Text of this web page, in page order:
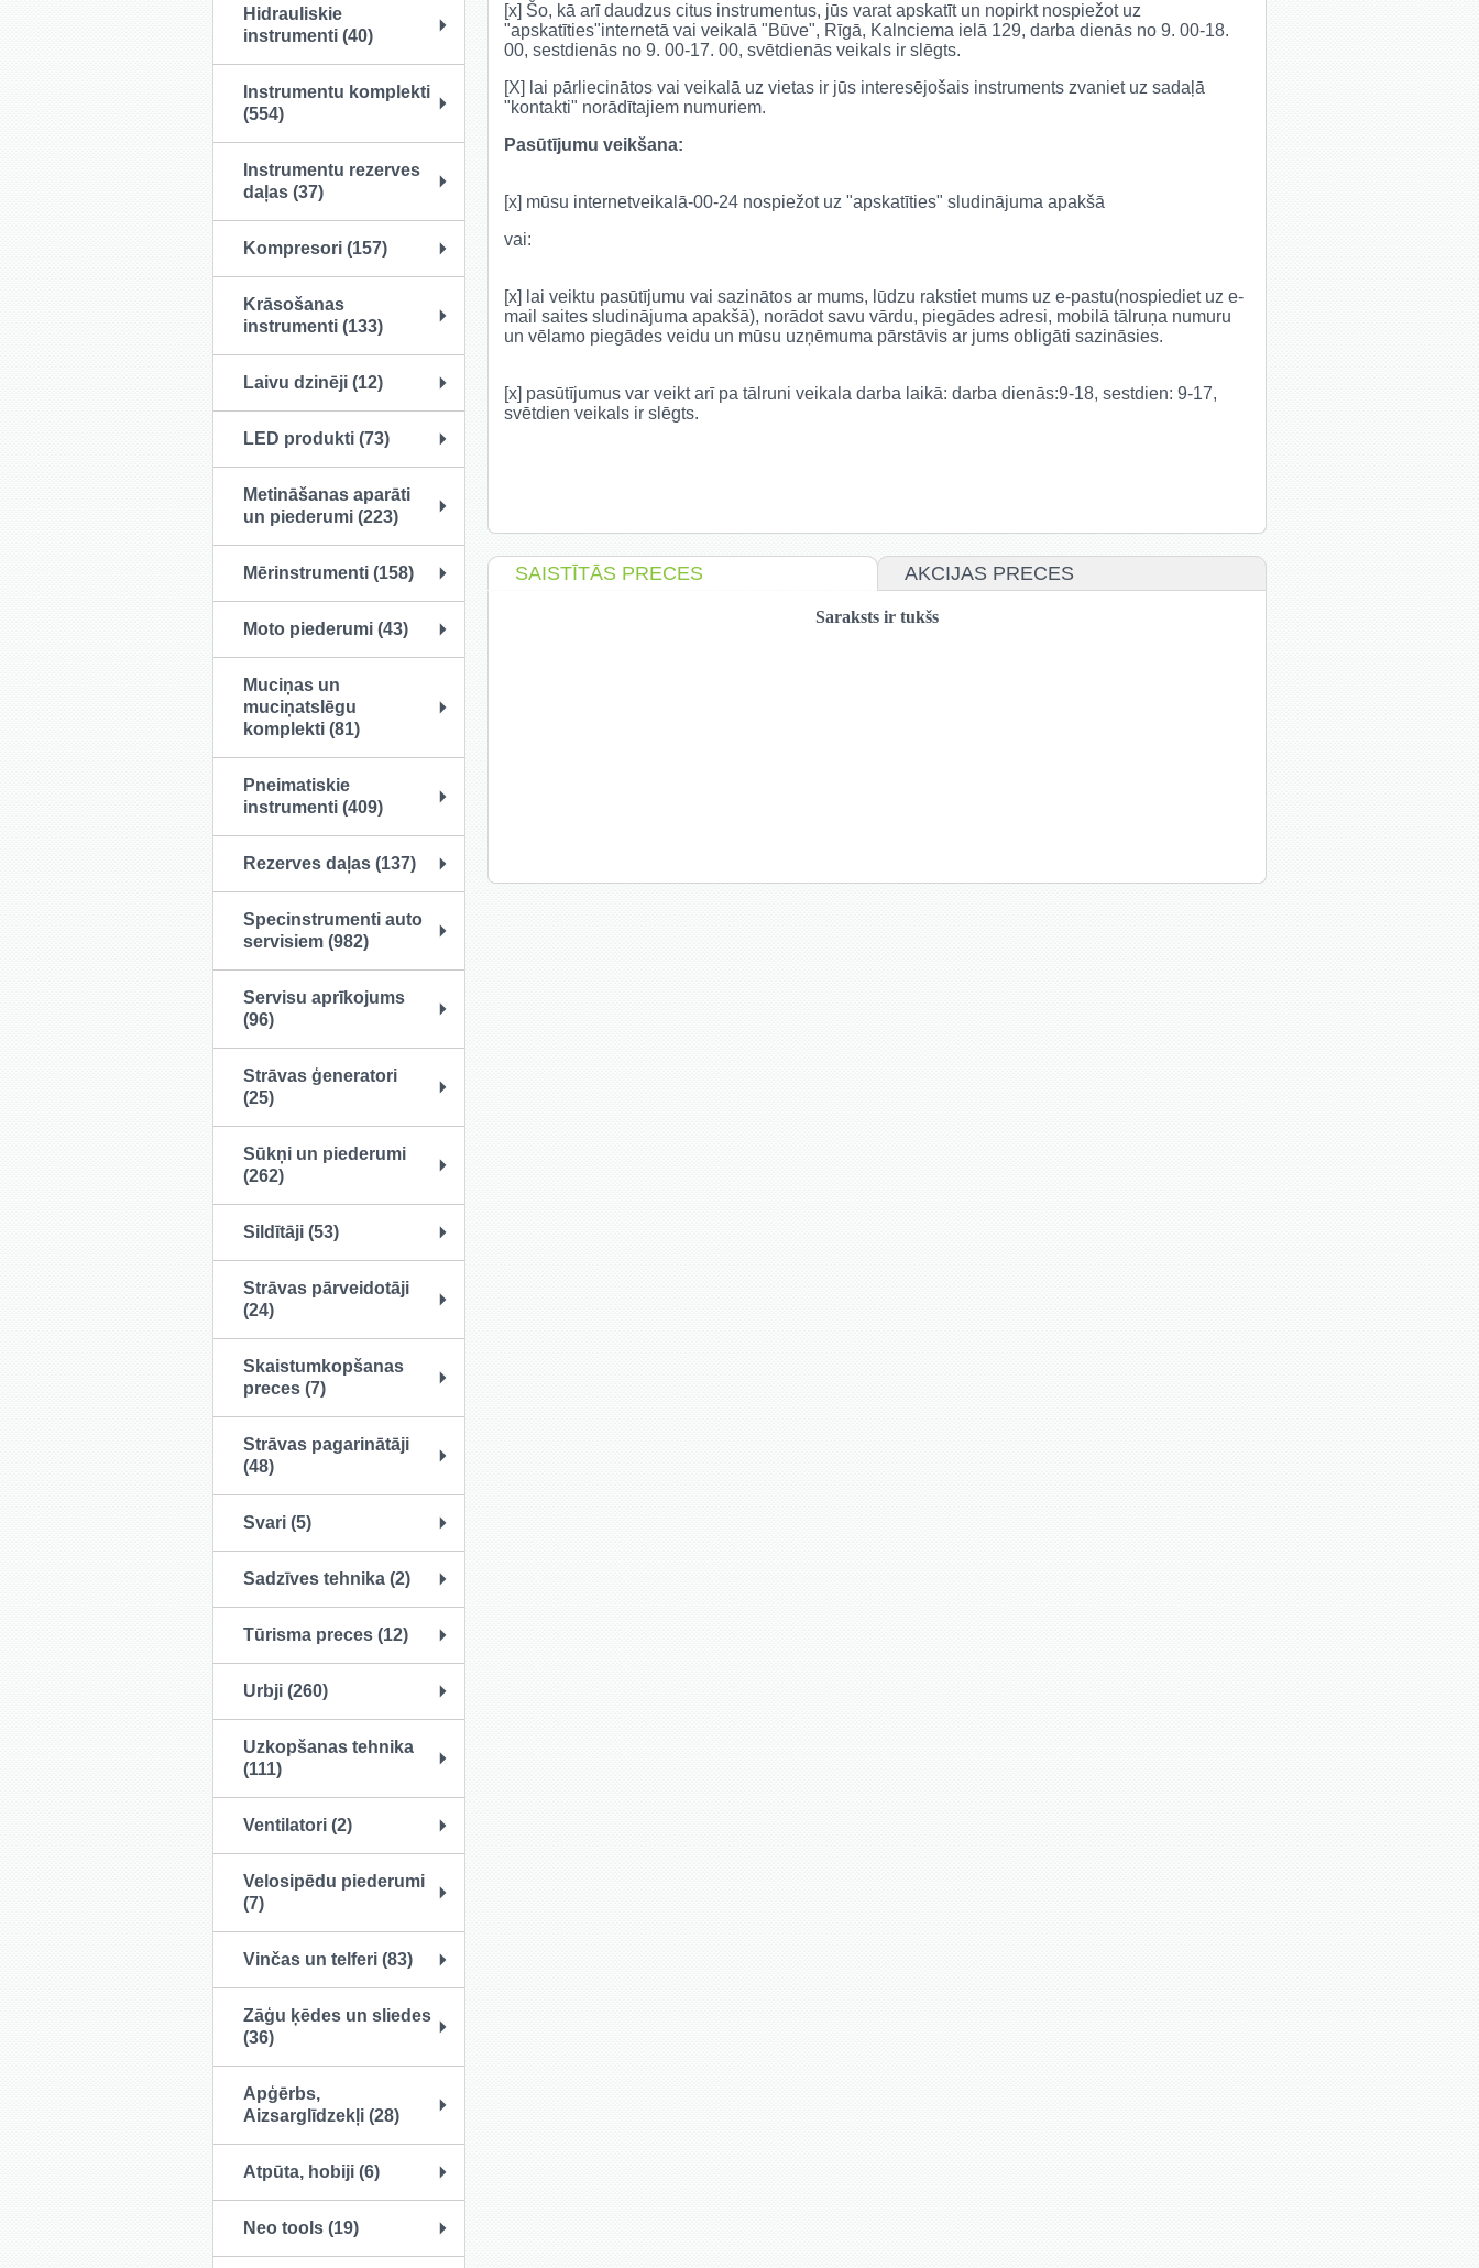
Hidrauliskie
instrumenti (40)
Instrumentu komplekti
(554)
Instrumentu rezerves
daļas (37)
Kompresori (157)
Krāsošanas
instrumenti (133)
Laivu dzinēji (12)
LED produkti (73)
Metināšanas aparāti
un piederumi (223)
Mērinstrumenti (158)
Moto piederumi (43)
Muciņas un
muciņatslēgu
komplekti (81)
Pneimatiskie
instrumenti (409)
Rezerves daļas (137)
Specinstrumenti auto
servisiem (982)
Servisu aprīkojums
(96)
Strāvas ģeneratori
(25)
Sūkņi un piederumi
(262)
Sildītāji (53)
Strāvas pārveidotāji
(24)
Skaistumkopšanas
preces (7)
Strāvas pagarinātāji
(48)
Svari (5)
Sadzīves tehnika (2)
Tūrisma preces (12)
Urbji (260)
Uzkopšanas tehnika
(111)
Ventilatori (2)
Velosipēdu piederumi
(7)
Vinčas un telferi (83)
Zāģu ķēdes un sliedes
(36)
Apģērbs,
Aizsarglīdzekļi (28)
Atpūta, hobiji (6)
Neo tools (19)
[x] Šo, kā arī daudzus citus instrumentus, jūs varat apskatīt un nopirkt nospiežot uz
"apskatīties"internetā vai veikalā "Būve", Rīgā, Kalnciema ielā 129, darba dienās no 9. 00-18.
00, sestdienās no 9. 00-17. 00, svētdienās veikals ir slēgts.
[X] lai pārliecinātos vai veikalā uz vietas ir jūs interesējošais instruments zvaniet uz sadaļā
"kontakti" norādītajiem numuriem.
Pasūtījumu veikšana:
[x] mūsu internetveikalā-00-24 nospiežot uz "apskatīties" sludinājuma apakšā
vai:
[x] lai veiktu pasūtījumu vai sazinātos ar mums, lūdzu rakstiet mums uz e-pastu(nospiediet uz e-
mail saites sludinājuma apakšā), norādot savu vārdu, piegādes adresi, mobilā tālruņa numuru
un vēlamo piegādes veidu un mūsu uzņēmuma pārstāvis ar jums obligāti sazināsies.
[x] pasūtījumus var veikt arī pa tālruni veikala darba laikā: darba dienās:9-18, sestdien: 9-17,
svētdien veikals ir slēgts.
SAISTĪTĀS PRECES AKCIJAS PRECES
Saraksts ir tukšs